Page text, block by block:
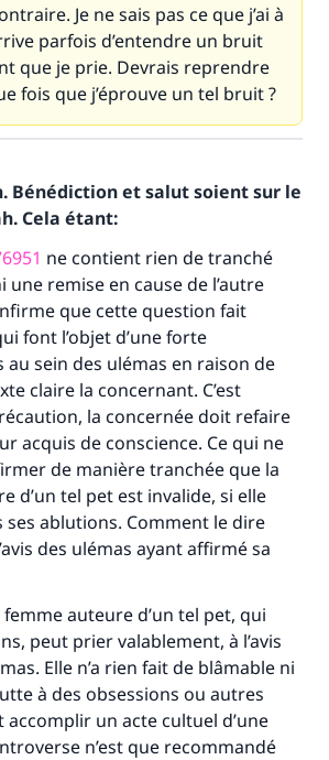
Je ne sais pas ce que j’ai à
parfois d’entendre un bruit
que je prie. Devrais reprendre
fois que j’éprouve un tel bruit ?
Bénédiction et salut soient sur le
Cela étant:
ne contient rien de tranché
remise en cause de l’autre
que cette question fait
font l’objet d’une forte
au sein des ulémas en raison de
claire la concernant. C’est
la concernée doit refaire
acquis de conscience. Ce qui ne
de manière tranchée que la
d’un tel pet est invalide, si elle
ses ablutions. Comment le dire
des ulémas ayant affirmé sa
auteure d’un tel pet, qui
peut prier valablement, à l’avis
Elle n’a rien fait de blâmable ni
à des obsessions ou autres
un acte cultuel d’une
n’est que recommandé